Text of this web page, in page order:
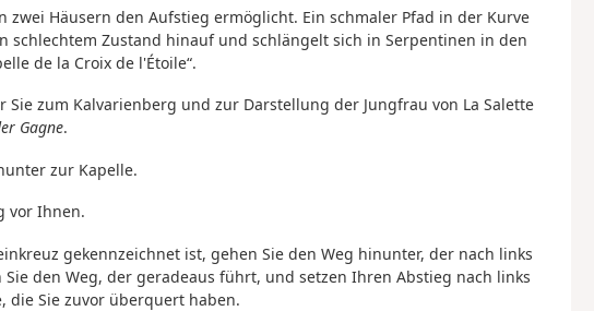
zwei Häusern den Aufstieg ermöglicht. Ein schmaler Pfad in der Kurve
schlechtem Zustand hinauf und schlängelt sich in Serpentinen in den
de la Croix de l'Étoile“.
Sie zum Kalvarienberg und zur Darstellung der Jungfrau von La Salette
Gagne.
zur Kapelle.
vor Ihnen.
gekennzeichnet ist, gehen Sie den Weg hinunter, der nach links
den Weg, der geradeaus führt, und setzen Ihren Abstieg nach links
die Sie zuvor überquert haben.